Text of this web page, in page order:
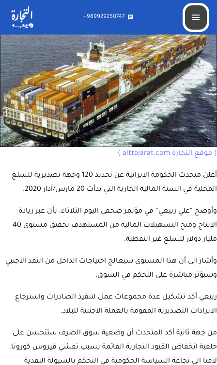
chat
989929250747+
تحديد 120 وجهة تصديرية للسلع الايرانية
( موقع التجارة alttejarat.com )
أعلن متحدث الحكومة الايرانية عن تحديد 120 وجهة تصديرية للسلع
المحلية في السنة المالية الجارية التي بدأت 20 مارس/آذار 2020.
وأوضح “علي ربيعي” في مؤتمر صحفي اليوم الثلاثاء، بأن عبر زيادة
الانتاج ومنح التسهيلات المالية من المستهدف تحقيق مستوى 40
مليار دولار للسلع غير النفطية.
وأشار الى أن هذا المستوى سيعالج احتياجات الداخل من النقد الاجنبي
وسيؤثر مباشرة على التحكم في السوق.
ربيعي أكد تشكيل عدة مجموعات عمل لتنفيذ الصادرات واسترجاع
الايرادات التصديرية المقومة بالعملة الاجنبية للبلاد.
من جهة ثانية أكد المتحدث أن وضعية سوق الصرف ستتحسن على
خلفية انخفاض القيود التجارية القائمة بسبب تفشي فيروس كورونا،
لافتا الى نجاعة السياسة الحكومية في التحكم بالسيولة النقدية